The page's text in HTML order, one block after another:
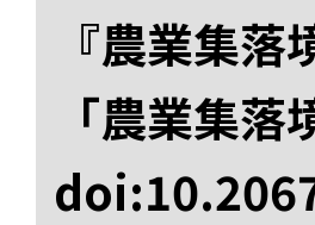
『農業集
「農業集